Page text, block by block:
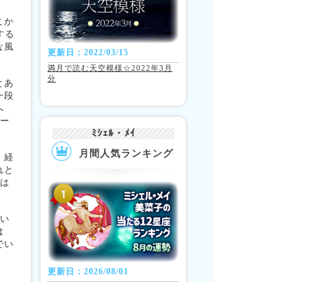
か
る
風
あ
段
経
い
更新日：2022/03/15
満月で読む天空模様☆2022年3月
分
ﾐｼｪﾙ・ﾒｲ
月間人気ランキング
更新日：2026/08/01